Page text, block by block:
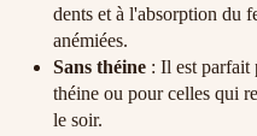
dents et à l'absorption du
anémiées.
Sans théine : Il est parfait
théine ou pour celles qui
le soir.